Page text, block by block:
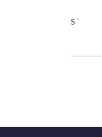
START